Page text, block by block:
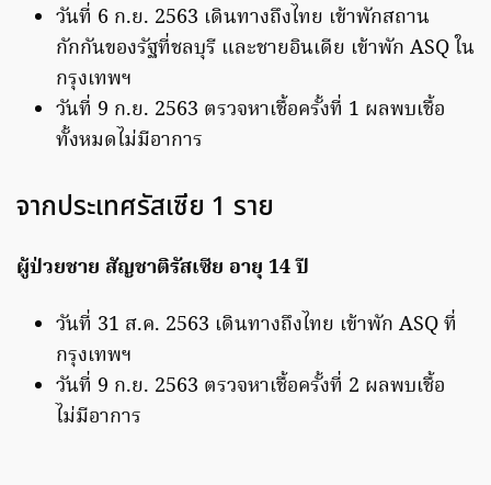
วันที่ 6 ก.ย. 2563 เดินทางถึงไทย เข้าพักสถาน
กักกันของรัฐที่ชลบุรี และชายอินเดีย เข้าพัก ASQ ใน
กรุงเทพฯ
วันที่ 9 ก.ย. 2563 ตรวจหาเชื้อครั้งที่ 1 ผลพบเชื้อ
ทั้งหมดไม่มีอาการ
จากประเทศรัสเซีย 1 ราย
ผู้ป่วยชาย สัญชาติรัสเซีย อายุ 14 ปี
วันที่ 31 ส.ค. 2563 เดินทางถึงไทย เข้าพัก ASQ ที่
กรุงเทพฯ
วันที่ 9 ก.ย. 2563 ตรวจหาเชื้อครั้งที่ 2 ผลพบเชื้อ
ไม่มีอาการ